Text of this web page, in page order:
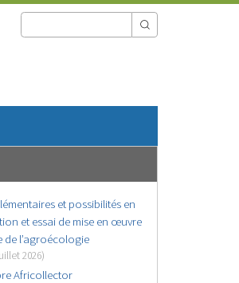
et possibilités en
et essai de mise en œuvre
de l’agroécologie
2026)
Africollector